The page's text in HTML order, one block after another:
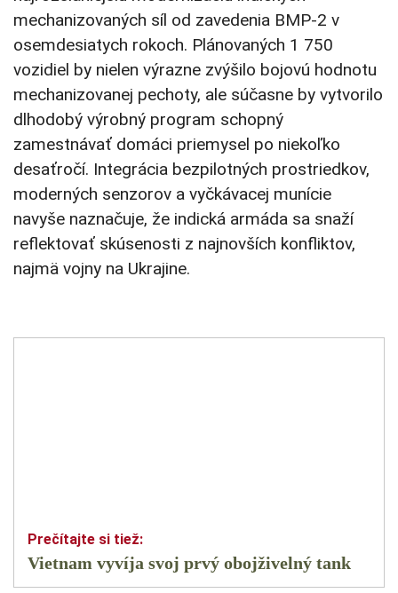
mechanizovaných síl od zavedenia BMP-2 v
osemdesiatych rokoch. Plánovaných 1 750
vozidiel by nielen výrazne zvýšilo bojovú hodnotu
mechanizovanej pechoty, ale súčasne by vytvorilo
dlhodobý výrobný program schopný
zamestnávať domáci priemysel po niekoľko
desaťročí. Integrácia bezpilotných prostriedkov,
moderných senzorov a vyčkávacej munície
navyše naznačuje, že indická armáda sa snaží
reflektovať skúsenosti z najnovších konfliktov,
najmä vojny na Ukrajine.
Vietnam vyvíja svoj prvý obojživelný tank